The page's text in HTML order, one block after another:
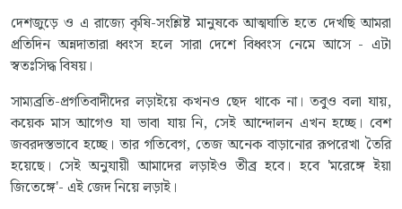
দেশজুড়ে ও এ রাজ্যে কৃষি-সংশ্লিষ্ট মানুষকে আত্মঘাতি হতে দেখছি আমরা
প্রতিদিন অন্নদাতারা ধ্বংস হলে সারা দেশে বিধ্বংস নেমে আসে - এটা
স্বতঃসিদ্ধ বিষয়।
সাম্যব্রতি-প্রগতিবাদীদের লড়াইয়ে কখনও ছেদ থাকে না। তবুও বলা যায়,
কয়েক মাস আগেও যা ভাবা যায় নি, সেই আন্দোলন এখন হচ্ছে। বেশ
জবরদস্তভাবে হচ্ছে। তার গতিবেগ, তেজ অনেক বাড়ানোর রূপরেখা তৈরি
হয়েছে। সেই অনুযায়ী আমাদের লড়াইও তীব্র হবে। হবে 'মরেঙ্গে ইয়া
জিতেঙ্গে'- এই জেদ নিয়ে লড়াই।